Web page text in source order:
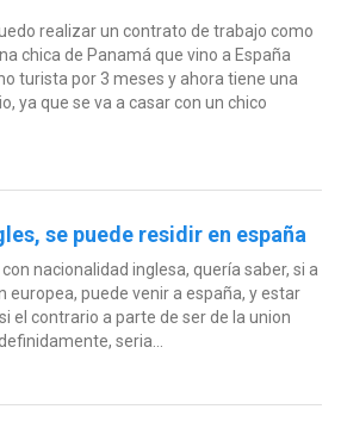
realizar un contrato de trabajo como
chica de Panamá que vino a España
turista por 3 meses y ahora tiene una
ya que se va a casar con un chico
se puede residir en españa
nacionalidad inglesa, quería saber, si a
europea, puede venir a españa, y estar
el contrario a parte de ser de la union
seria...